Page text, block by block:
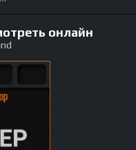
онлайн